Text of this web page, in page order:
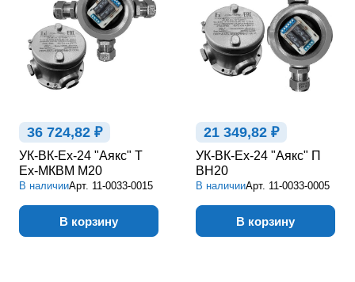
36 724,82 ₽
УК-ВК-Ex-24 "Аякс" Т
Ex-МКВМ М20
В наличииАрт. 11-0033-0015
В корзину
21 349,82 ₽
УК-ВК-Ex-24 "Аякс" П
ВН20
В наличииАрт. 11-0033-0005
В корзину